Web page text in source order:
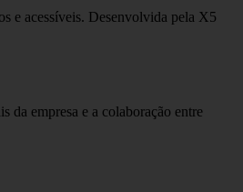
e acessíveis. Desenvolvida pela X5
da empresa e a colaboração entre